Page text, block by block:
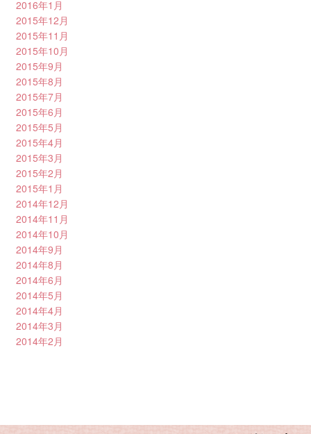
2016年1月
2015年12月
2015年11月
2015年10月
2015年9月
2015年8月
2015年7月
2015年6月
2015年5月
2015年4月
2015年3月
2015年2月
2015年1月
2014年12月
2014年11月
2014年10月
2014年9月
2014年8月
2014年6月
2014年5月
2014年4月
2014年3月
2014年2月